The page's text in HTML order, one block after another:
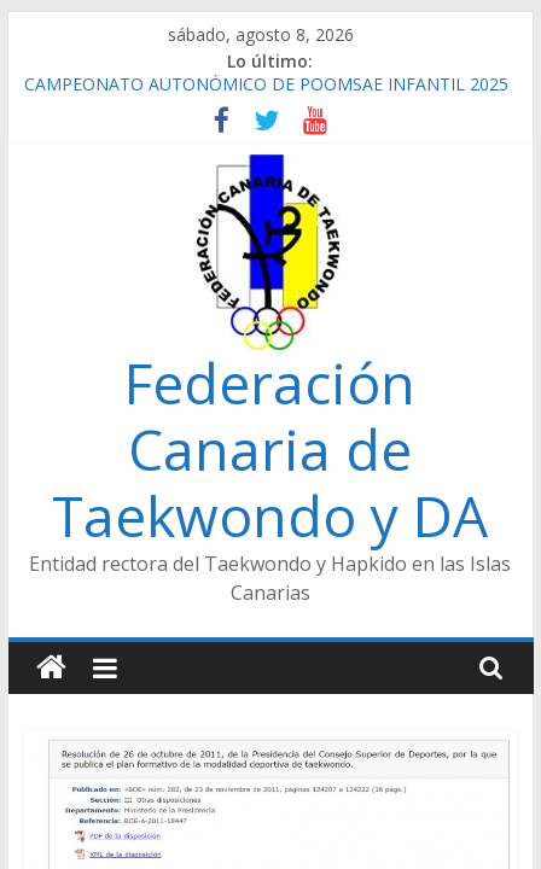
contenido
sábado, agosto 8, 2026
Lo último:
CAMPEONATO AUTONÓMICO DE POOMSAE INFANTIL 2025
REPETICIÓN ELECCIONES 2022
CAMPEONATO AUTONÓMICO CADETE 2026 GANADORES
CAMPEONATO AUTONÓMICO JUNIOR 24/01/2026
CAMPEONATO AUTONÓMICO SENIOR 2025
Federación
Canaria de
Taekwondo y DA
Entidad rectora del Taekwondo y Hapkido en las Islas
Canarias